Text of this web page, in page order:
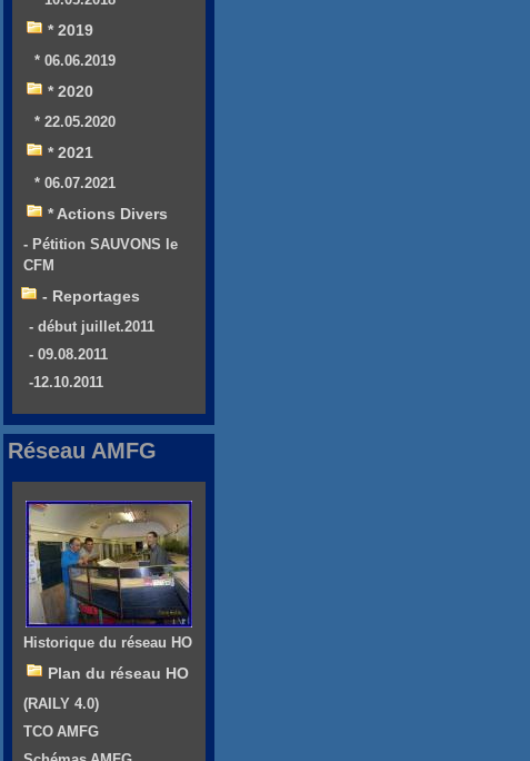
* 2019
* 06.06.2019
* 2020
* 22.05.2020
* 2021
* 06.07.2021
* Actions Divers
- Pétition SAUVONS le
CFM
- Reportages
- début juillet.2011
- 09.08.2011
-12.10.2011
Réseau AMFG
Historique du réseau HO
Plan du réseau HO
(RAILY 4.0)
TCO AMFG